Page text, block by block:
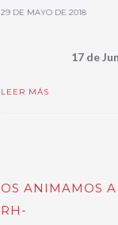
29 DE MAYO DE 2018
17 de
LEER MÁS
OS ANIMAMOS
RH-